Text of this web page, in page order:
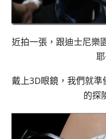
近拍一張，跟迪士尼樂
戴上3D眼鏡，我們就
的探